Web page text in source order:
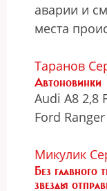
аварии и
места
Таранов
Автоновинки
Audi A8 2,8
Ford Ranger
Микулик
Без главного
звезды